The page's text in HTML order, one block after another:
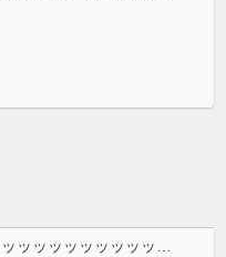
【画像】北朝鮮のビアガール、エッッッッッッッッッッッッッッッッッ！